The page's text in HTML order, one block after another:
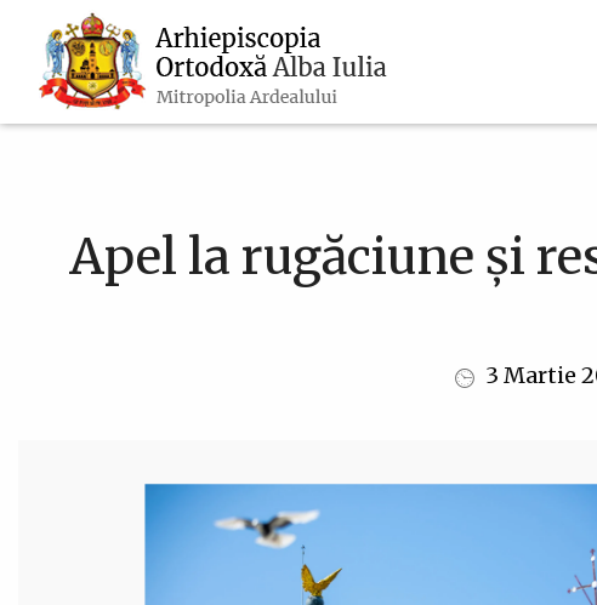
conţinutul
principal
Navigare
principală
Apel la rugăciune și
3 Martie